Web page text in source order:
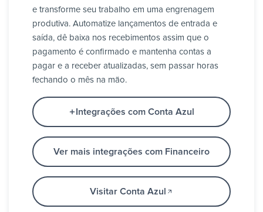
e transforme seu trabalho em uma engrenagem
produtiva. Automatize lançamentos de entrada e
saída, dê baixa nos recebimentos assim que o
pagamento é confirmado e mantenha contas a
pagar e a receber atualizadas, sem passar horas
fechando o mês na mão.
Integrações com Conta Azul
Ver mais integrações com Financeiro
Visitar Conta Azul